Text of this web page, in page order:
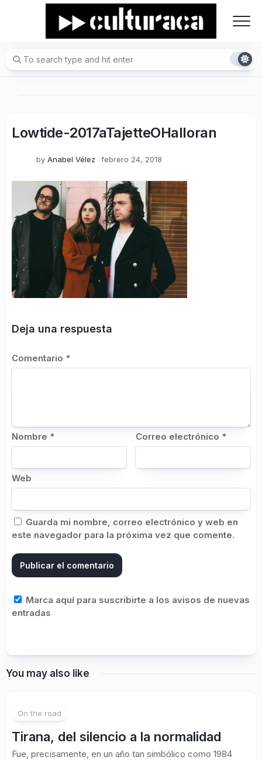
Lowtide-2017aTajetteOHalloran
by Anabel Vélez febrero 24, 2018
Deja una respuesta
Comentario *
Nombre * Correo electrónico *
Web
Guarda mi nombre, correo electrónico y web en
este navegador para la próxima vez que comente.
Marca aquí para suscribirte a los avisos de nuevas
entradas
You may also like
On the road
Tirana, del silencio a la normalidad
Fue, precisamente, en un año tan simbólico como 1984